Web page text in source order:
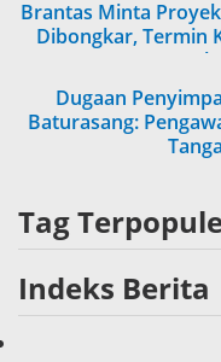
Brantas Minta
Dibongkar, Termin
Dugaan
Baturasang:
Tag
Indeks Berita